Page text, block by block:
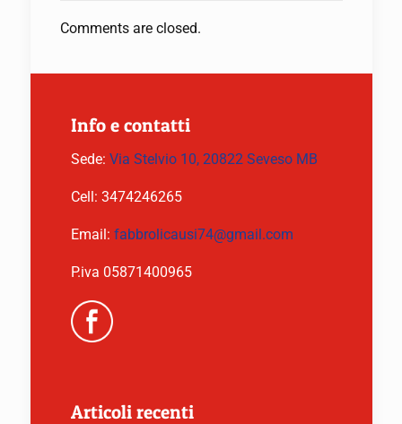
Comments are closed.
Info e contatti
Sede: Via Stelvio 10, 20822 Seveso MB
Cell: 3474246265
Email: fabbrolicausi74@gmail.com
P.iva 05871400965
Articoli recenti